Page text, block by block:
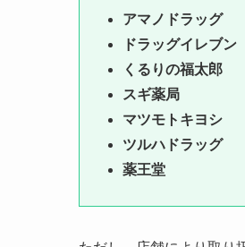
アマノドラッグ
ドラッグイレブン
くるりの福太郎
スギ薬局
マツモトキヨシ
ツルハドラッグ
薬王堂